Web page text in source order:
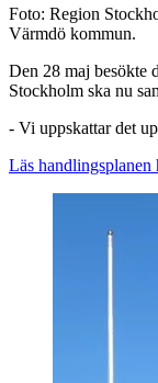
Foto: Region
Värmdö kommun.
Den 28 maj besökte
Stockholm ska nu
- Vi uppskattar det
Läs handlingsplanen